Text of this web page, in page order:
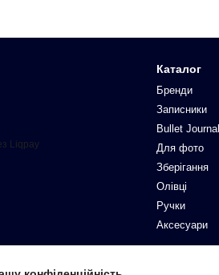
Каталог
Бренди
Записники
Bullet Journal
Для фото
Зберігання
Олівці
Ручки
Аксесуари